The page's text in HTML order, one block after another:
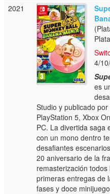
2021
4/
es
Studio y publicado
PlayStation 5, Xbox
PC. La divertida saga
con un mono dentro
desafiantes
20 aniversario de la
remasterización
primeras entregas de
fases y doce